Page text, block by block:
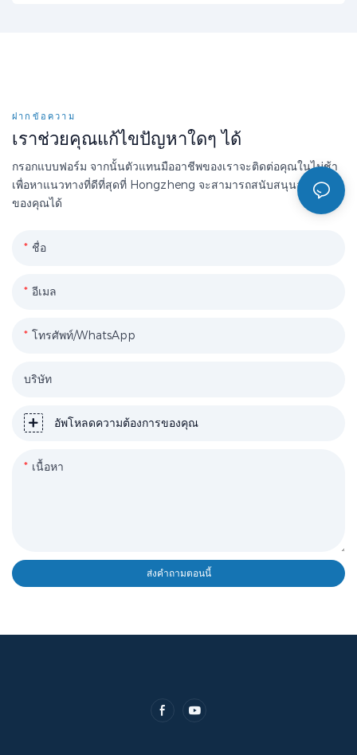
ฝากข้อความ
เราช่วยคุณแก้ไขปัญหาใดๆ ได้
กรอกแบบฟอร์ม จากนั้นตัวแทนมืออาชีพของเราจะติดต่อคุณในไม่ช้า
เพื่อหาแนวทางที่ดีที่สุดที่ Hongzheng จะสามารถสนับสนุนองค์กร
ของคุณได้
ชื่อ
อีเมล
โทรศัพท์/WhatsApp
บริษัท
อัพโหลดความต้องการของคุณ
เนื้อหา
ส่งคำถามตอนนี้